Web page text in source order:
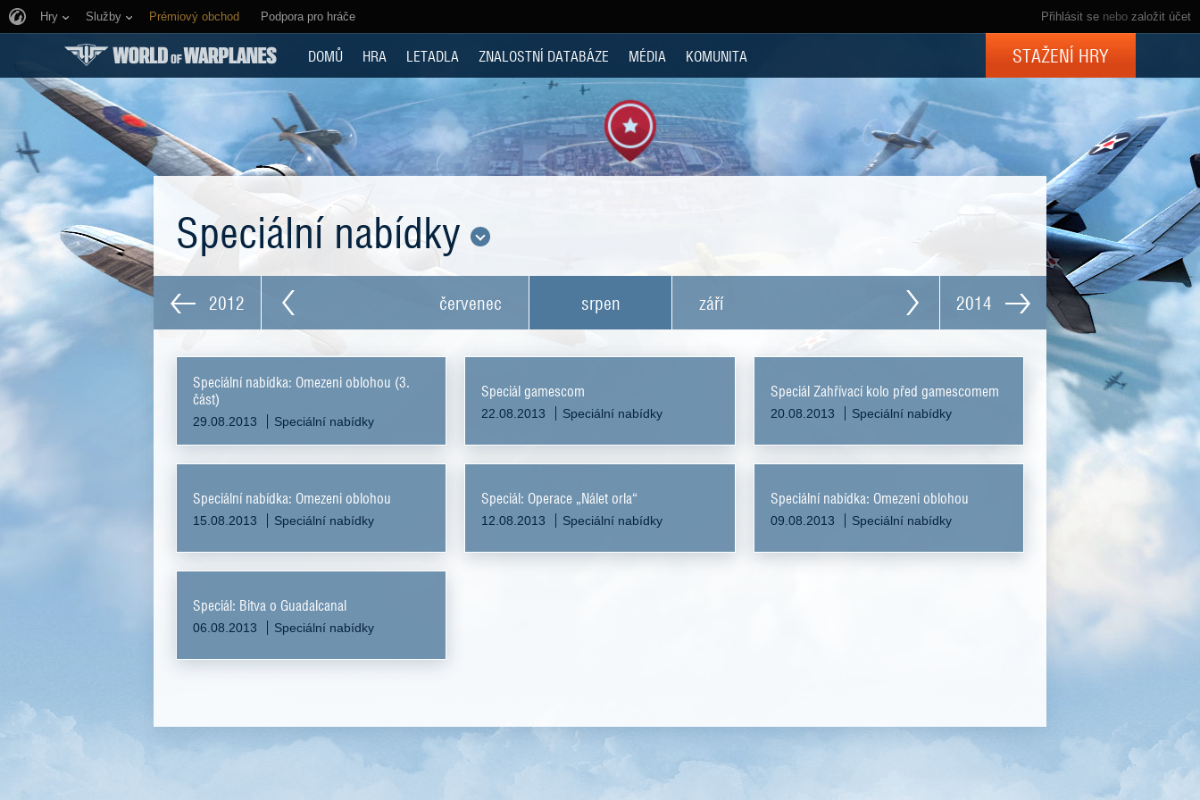
Přihlásit se nebo založit účet
Hry Služby Prémiový obchod Podpora pro hráče
DOMŮ HRA LETADLA ZNALOSTNÍ DATABÁZE MÉDIA KOMUNITA STAŽENÍ HRY
Speciální nabídky
2012 červenec srpen září 2014
Speciální nabídka: Omezeni oblohou (3.
část)
29.08.2013 Speciální nabídky
Speciál gamescom
22.08.2013 Speciální nabídky
Speciál Zahřívací kolo před gamescomem
20.08.2013 Speciální nabídky
Speciální nabídka: Omezeni oblohou
15.08.2013 Speciální nabídky
Speciál: Operace „Nálet orla“
12.08.2013 Speciální nabídky
Speciální nabídka: Omezeni oblohou
09.08.2013 Speciální nabídky
Speciál: Bitva o Guadalcanal
06.08.2013 Speciální nabídky